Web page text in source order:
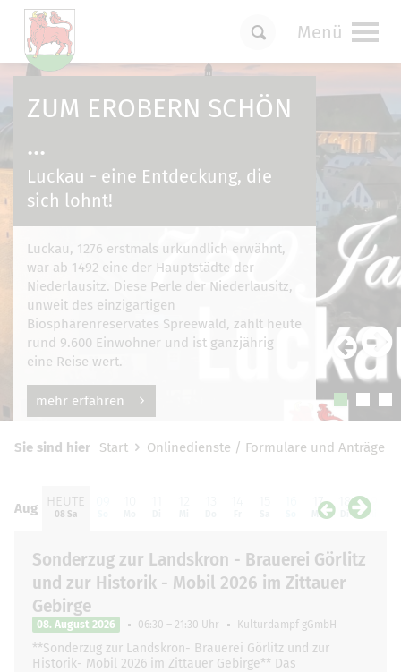
Menü
ZUM EROBERN SCHÖN
...
Luckau - eine Entdeckung, die
sich lohnt!
Luckau, 1276 erstmals urkundlich erwähnt,
war ab 1492 eine der Hauptstädte der
Niederlausitz. Diese Perle der Niederlausitz,
unweit des einzigartigen
Biosphärenreservates Spreewald, zählt heute
rund 9.600 Einwohner und ist ganzjährig
eine Reise wert.
mehr erfahren
Sie sind hier Start Onlinedienste / Formulare und Anträge
Aug HEUTE
08 Sa
17
Mo
18 19
Mi
Aug
Sonderzug zur Landskron - Brauerei Görlitz
und zur Historik - Mobil 2026 im Zittauer
Gebirge
08. August 2026 06:30 – 21:30 Uhr Kulturdampf gGmbH
**Sonderzug zur Landskron- Brauerei Görlitz und zur
Historik- Mobil 2026 im Zittauer Gebirge** Das
Um Einstellungen zur Barrierefreiheit
für funktionale Cookiesin den Cookie-